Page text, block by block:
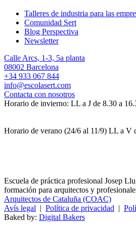
Talleres de industria para las
Comunidad Sert
Blog Perspectiva
Newsletter
Calle Arcs, 1-3, 5a planta
08002 Barcelona
+34 933 067 844
info@escolasert.com
Contacta con nosotros
Horario de invierno: LL a J de 8.30 a
Horario de verano (24/6 al 11/9) LL a V
Escuela de práctica profesional Josep
formación para arquitectos y
Arquitectos de Cataluña (COAC)
Avís legal | Política de privacidad |
Baked by: Digital Bakers